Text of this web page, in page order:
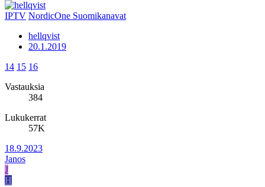
IPTV NordicOne Suomikanavat
hellqvist
20.1.2019
14 15 16
Vastauksia
384
Lukukerrat
57K
18.9.2023
Janos
J
H